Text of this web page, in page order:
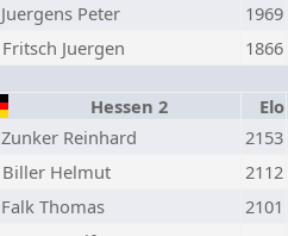
Juergens Peter 1969
Fritsch Juergen 1866
Hessen 2 Elo
Zunker Reinhard 2153
Biller Helmut 2112
Falk Thomas 2101